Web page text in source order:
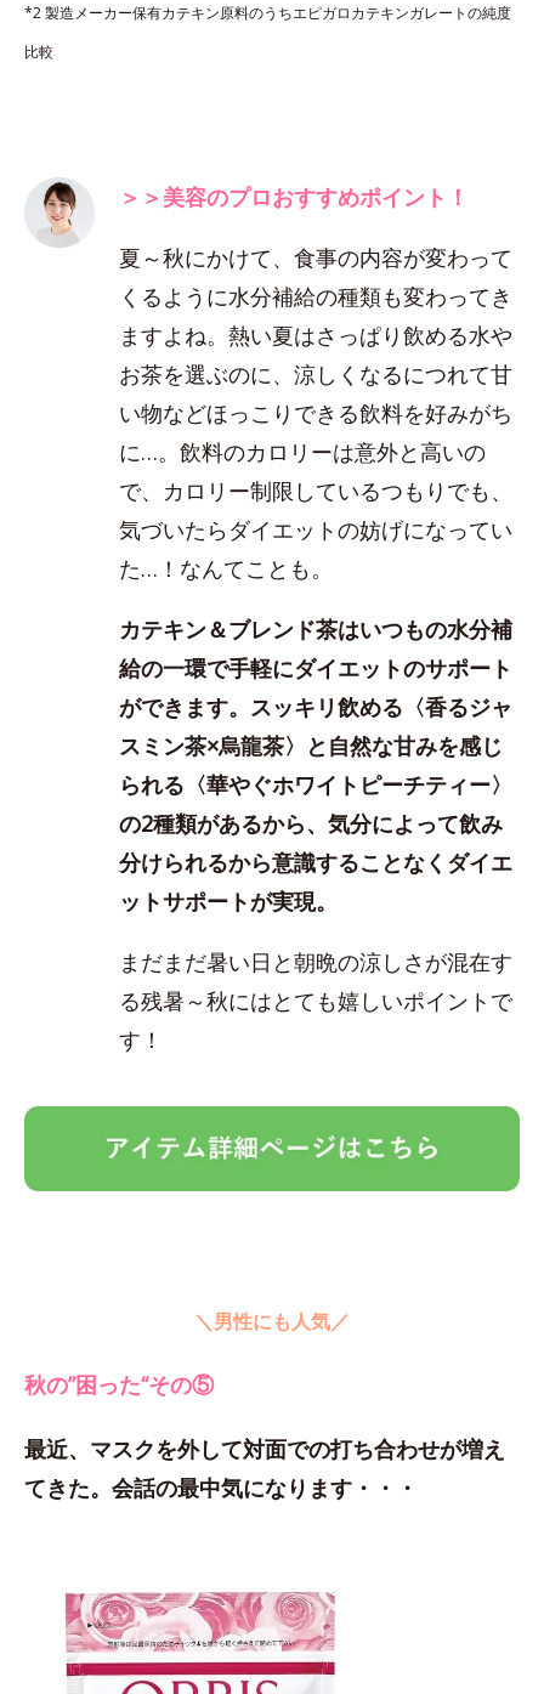
*2 製造メーカー保有カテキン原料のうちエピガロカテキンガレートの純度
比較
＞＞美容のプロおすすめポイント！
夏～秋にかけて、食事の内容が変わって
くるように水分補給の種類も変わってき
ますよね。熱い夏はさっぱり飲める水や
お茶を選ぶのに、涼しくなるにつれて甘
い物などほっこりできる飲料を好みがち
に…。飲料のカロリーは意外と高いの
で、カロリー制限しているつもりでも、
気づいたらダイエットの妨げになってい
た…！なんてことも。
カテキン＆ブレンド茶はいつもの水分補
給の一環で手軽にダイエットのサポート
ができます。スッキリ飲める〈香るジャ
スミン茶×烏龍茶〉と自然な甘みを感じ
られる〈華やぐホワイトピーチティー〉
の2種類があるから、気分によって飲み
分けられるから意識することなくダイエ
ットサポートが実現。
まだまだ暑い日と朝晩の涼しさが混在す
る残暑～秋にはとても嬉しいポイントで
す！
＼男性にも人気／
秋の”困った“その⑤
最近、マスクを外して対面での打ち合わせが増え
てきた。会話の最中気になります・・・